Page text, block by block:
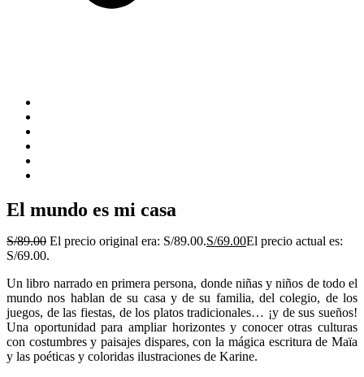
El mundo es mi casa
S/89.00 El precio original era: S/89.00.S/69.00El precio actual es:
S/69.00.
Un libro narrado en primera persona, donde niñas y niños de todo el
mundo nos hablan de su casa y de su familia, del colegio, de los
juegos, de las fiestas, de los platos tradicionales… ¡y de sus sueños!
Una oportunidad para ampliar horizontes y conocer otras culturas
con costumbres y paisajes dispares, con la mágica escritura de Maïa
y las poéticas y coloridas ilustraciones de Karine.